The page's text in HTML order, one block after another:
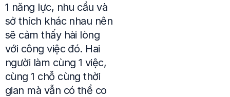
1 năng lực, nhu cầu và
sở thích khác nhau nên
sẽ cảm thấy hài lòng
với công việc đó. Hai
người làm cùng 1 việc,
cùng 1 chỗ cùng thời
gian mà vẫn có thể co